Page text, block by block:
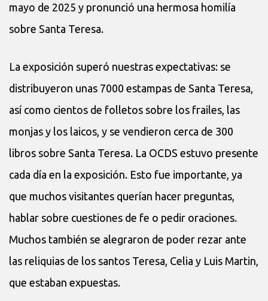
mayo de 2025 y pronunció una hermosa homilía
sobre Santa Teresa.
La exposición superó nuestras expectativas: se
distribuyeron unas 7000 estampas de Santa Teresa,
así como cientos de folletos sobre los frailes, las
monjas y los laicos, y se vendieron cerca de 300
libros sobre Santa Teresa. La OCDS estuvo presente
cada día en la exposición. Esto fue importante, ya
que muchos visitantes querían hacer preguntas,
hablar sobre cuestiones de fe o pedir oraciones.
Muchos también se alegraron de poder rezar ante
las reliquias de los santos Teresa, Celia y Luis Martin,
que estaban expuestas.